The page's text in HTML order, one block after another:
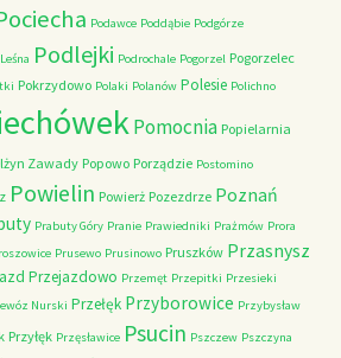
Podawce Poddąbie Podgórze
Podlejki Podrochale Pogorzel Pogorzelec
Pokrzydowo Polaki Polanów Polesie Polichno
Pomocnia Popielarnia
Zawady Popowo Porządzie Postomino
Powielin Powierż Pozezdrze Poznań
Prabuty Góry Pranie Prawiedniki Prażmów Prora
Prusewo Prusinowo Pruszków Przasnysz
Przejazdowo Przemęt Przepitki Przesieki
Nurski Przełęk Przyborowice Przybysław
Przyłęk Przęsławice Psucin Pszczew Pszczyna